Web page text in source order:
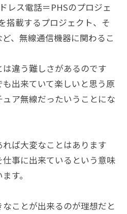
レス電話＝PHSのプロジェ
搭載するプロジェクト、そ
、無線通信機器に関わるこ
違う難しさがあるのです
出来ていて楽しいと思う原
ア無線だったいうことにな
ば大変なことはあります
事に出来ているという意味
す。
ことが出来るのが理想だと